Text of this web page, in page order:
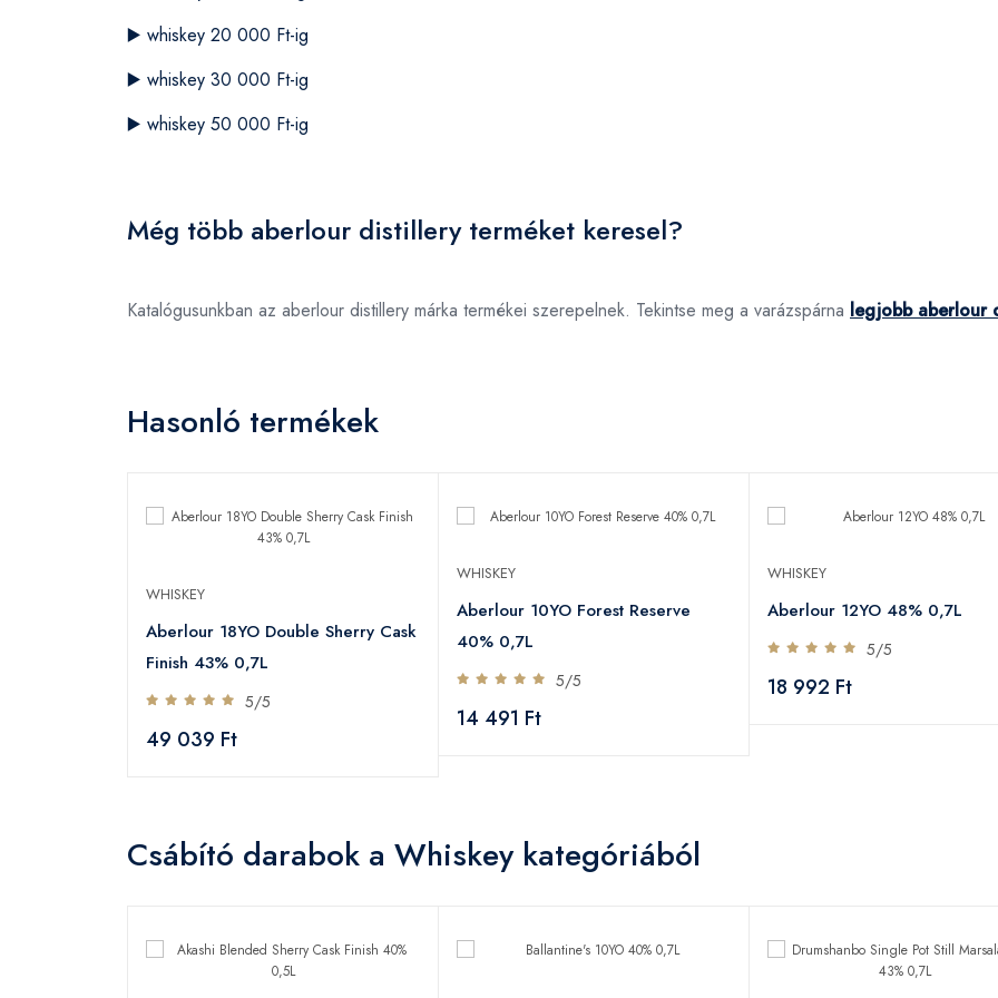
▶️ whiskey 20 000 Ft-ig
▶️ whiskey 30 000 Ft-ig
▶️ whiskey 50 000 Ft-ig
Még több aberlour distillery terméket keresel?
Katalógusunkban az aberlour distillery márka termékei szerepelnek. Tekintse meg a varázspárna legjobb aberlour
Hasonló termékek
WHISKEY
Aberlour 18YO Double Sherry Cask
Finish 43% 0,7L
5/5
49 039 Ft
WHISKEY
Aberlour 10YO Forest Reserve
40% 0,7L
5/5
14 491 Ft
WHISKEY
Aberlour 12YO 48% 0,7L
5/5
18 992 Ft
Csábító darabok a Whiskey kategóriából